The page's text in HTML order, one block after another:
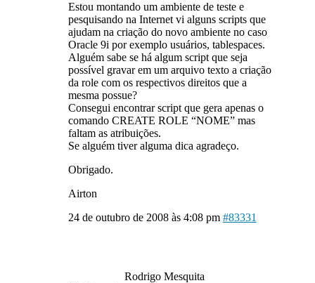
Estou montando um ambiente de teste e
pesquisando na Internet vi alguns scripts que
ajudam na criação do novo ambiente no caso
Oracle 9i por exemplo usuários, tablespaces.
Alguém sabe se há algum script que seja
possível gravar em um arquivo texto a criação
da role com os respectivos direitos que a
mesma possue?
Consegui encontrar script que gera apenas o
comando CREATE ROLE “NOME” mas
faltam as atribuições.
Se alguém tiver alguma dica agradeço.
Obrigado.
Airton
24 de outubro de 2008 às 4:08 pm #83331
Rodrigo Mesquita